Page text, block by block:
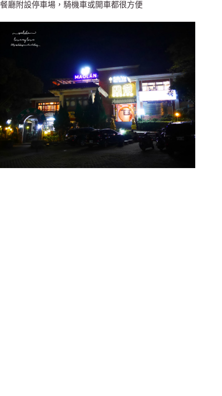
餐廳附設停車場，騎機車或開車都很方便